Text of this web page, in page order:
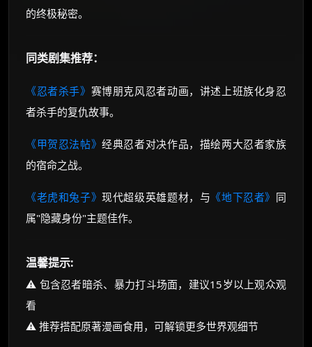
的终极秘密。
同类剧集推荐：
《忍者杀手》 赛博朋克风忍者动画，讲述上班族化身忍
者杀手的复仇故事。
《甲贺忍法帖》经典忍者对决作品，描绘两大忍者家族
的宿命之战。
《老虎和兔子》现代超级英雄题材，与 《地下忍者》 同
属"隐藏身份"主题佳作。
温馨提示:
⚠️ 包含忍者暗杀、暴力打斗场面，建议15岁以上观众观
看
⚠️ 推荐搭配原著漫画食用，可解锁更多世界观细节